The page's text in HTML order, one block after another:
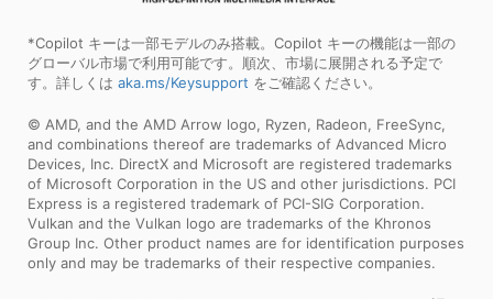
*Copilot キーは一部モデルのみ搭載。Copilot キーの機能は一部の
グローバル市場で利用可能です。順次、市場に展開される予定で
す。詳しくは aka.ms/Keysupport をご確認ください。
© AMD, and the AMD Arrow logo, Ryzen, Radeon, FreeSync,
and combinations thereof are trademarks of Advanced Micro
Devices, Inc. DirectX and Microsoft are registered trademarks
of Microsoft Corporation in the US and other jurisdictions. PCI
Express is a registered trademark of PCI-SIG Corporation.
Vulkan and the Vulkan logo are trademarks of the Khronos
Group Inc. Other product names are for identification purposes
only and may be trademarks of their respective companies.